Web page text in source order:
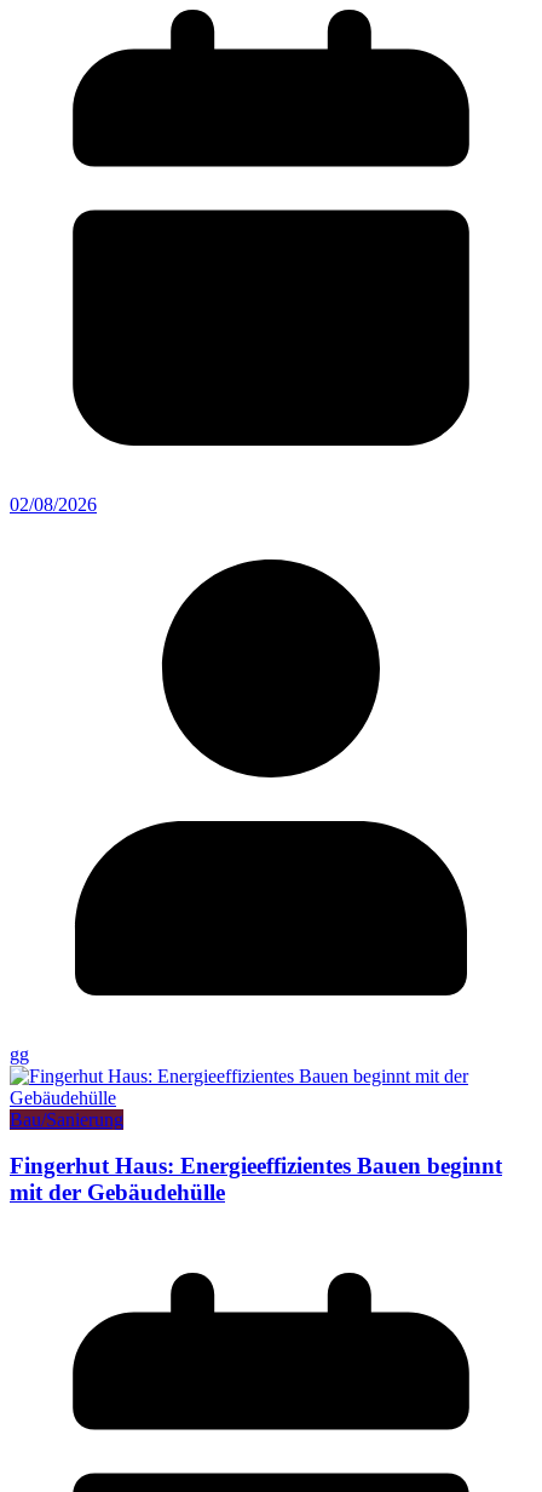
02/08/2026
gg
Bau/Sanierung
Fingerhut Haus: Energieeffizientes Bauen beginnt
mit der Gebäudehülle